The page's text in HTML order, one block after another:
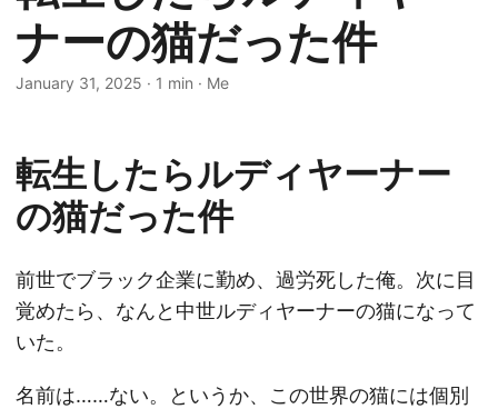
ナーの猫だった件
January 31, 2025 · 1 min · Me
転生したらルディヤーナー
の猫だった件
前世でブラック企業に勤め、過労死した俺。次に目
覚めたら、なんと中世ルディヤーナーの猫になって
いた。
名前は……ない。というか、この世界の猫には個別